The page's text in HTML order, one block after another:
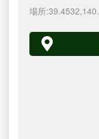
場所:39.4532,